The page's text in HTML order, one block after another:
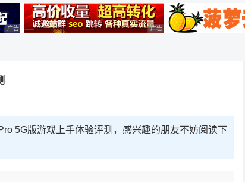
广告 商业广告，理性选择 广告 商业广告，理性选择
5G版游戏上手体验评测，感兴趣的朋友不妨阅读下